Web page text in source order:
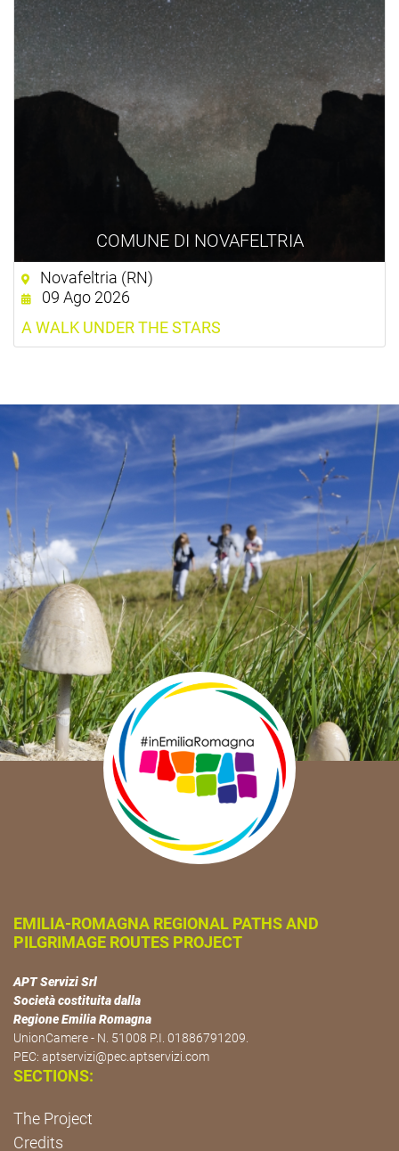
COMUNE DI NOVAFELTRIA
Novafeltria (RN)
09 Ago 2026
A WALK UNDER THE STARS
EMILIA-ROMAGNA REGIONAL PATHS AND
PILGRIMAGE ROUTES PROJECT
APT Servizi Srl
Società costituita dalla
Regione Emilia Romagna
UnionCamere - N. 51008 P.I. 01886791209.
PEC: aptservizi@pec.aptservizi.com
SECTIONS:
The Project
Credits